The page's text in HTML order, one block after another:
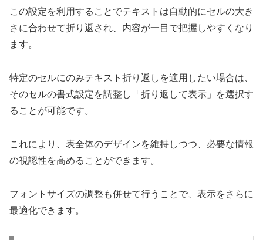
この設定を利用することでテキストは自動的にセルの大き
さに合わせて折り返され、内容が一目で把握しやすくなり
ます。
特定のセルにのみテキスト折り返しを適用したい場合は、
そのセルの書式設定を調整し「折り返して表示」を選択す
ることが可能です。
これにより、表全体のデザインを維持しつつ、必要な情報
の視認性を高めることができます。
フォントサイズの調整も併せて行うことで、表示をさらに
最適化できます。